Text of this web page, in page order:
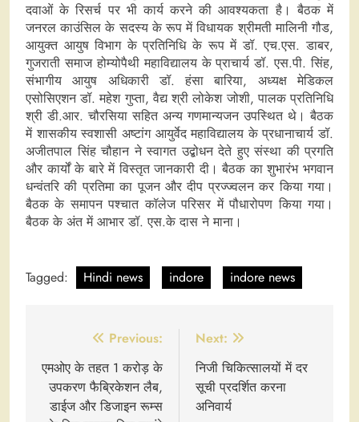
दवाओं के रिसर्च पर भी कार्य करने की आवश्यकता है। बैठक में
जनरल काउंसिल के सदस्य के रूप में विधायक श्रीमती मालिनी गौड,
आयुक्त आयुष विभाग के प्रतिनिधि के रूप में डॉ. एच.एस. डाबर,
गुजराती समाज होम्योपैथी महाविद्यालय के प्राचार्य डॉ. एस.पी. सिंह,
संभागीय आयुष अधिकारी डॉ. हंसा बारिया, अध्यक्ष मेडिकल
एसोसिएशन डॉ. महेश गुप्ता, वैद्य श्री लोकेश जोशी, पालक प्रतिनिधि
श्री डी.आर. चौरसिया सहित अन्य गणमान्यजन उपस्थित थे। बैठक
में शासकीय स्वशासी अष्टांग आयुर्वेद महाविद्यालय के प्रधानाचार्य डॉ.
अजीतपाल सिंह चौहान ने स्वागत उद्बोधन देते हुए संस्था की प्रगति
और कार्यों के बारे में विस्तृत जानकारी दी। बैठक का शुभारंभ भगवान
धन्वंतरि की प्रतिमा का पूजन और दीप प्रज्ज्वलन कर किया गया।
बैठक के समापन पश्चात कॉलेज परिसर में पौधारोपण किया गया।
बैठक के अंत में आभार डॉ. एस.के दास ने माना।
Tagged: Hindi news indore indore news
navigation
Previous:
एमओए के तहत 1 करोड़ के
उपकरण फैब्रिकेशन लैब,
डाईज और डिजाइन रूम्स
Next:
निजी चिकित्सालयों में दर
सूची प्रदर्शित करना
अनिवार्य